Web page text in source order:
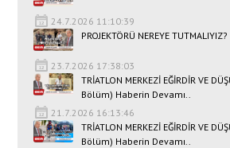
24.7.2026 11:10:39
PROJEKTÖRÜ NEREYE
23.7.2026 17:38:03
TRİATLON MERKEZİ EĞİRDİR VE
Bölüm) Haberin Devamı..
21.7.2026 16:13:46
TRİATLON MERKEZİ EĞİRDİR VE
Bölüm) Haberin Devamı..